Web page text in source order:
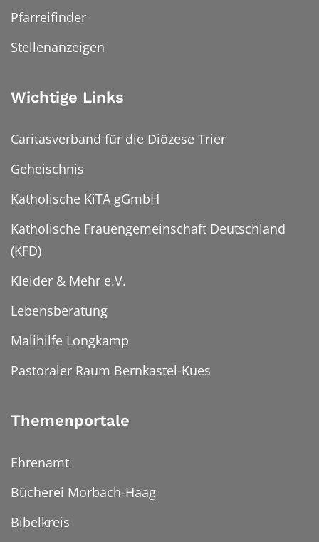
Pfarreifinder
Stellenanzeigen
Wichtige Links
Caritasverband für die Diözese Trier
Geheischnis
Katholische KiTA gGmbH
Katholische Frauengemeinschaft Deutschland
(KFD)
Kleider & Mehr e.V.
Lebensberatung
Malihilfe Longkamp
Pastoraler Raum Bernkastel-Kues
Themenportale
Ehrenamt
Bücherei Morbach-Haag
Bibelkreis